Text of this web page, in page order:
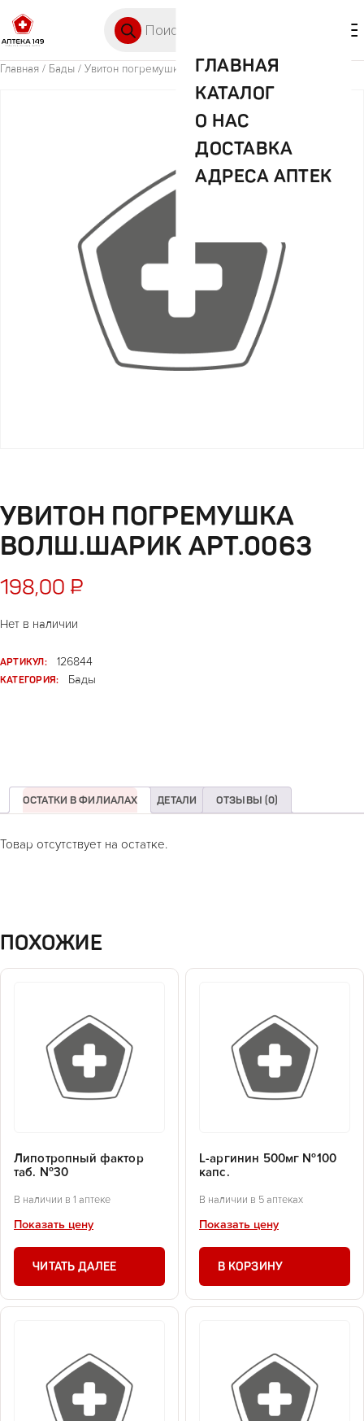
ГЛАВНАЯ
КАТАЛОГ
О НАС
ДОСТАВКА
АДРЕСА АПТЕК
Главная / Бады / Увитон погремушка волш.шарик арт.0063
УВИТОН ПОГРЕМУШКА
ВОЛШ.ШАРИК АРТ.0063
198,00 ₽
Нет в наличии
АРТИКУЛ:
126844
КАТЕГОРИЯ:
Бады
ОСТАТКИ В ФИЛИАЛАХ ДЕТАЛИ ОТЗЫВЫ (0)
Товар отсутствует на остатке.
ПОХОЖИЕ
Липотропный фактор
таб. №30
В наличии в 1 аптеке
Показать цену
ЧИТАТЬ ДАЛЕЕ
L-аргинин 500мг №100
капс.
В наличии в 5 аптеках
Показать цену
В КОРЗИНУ